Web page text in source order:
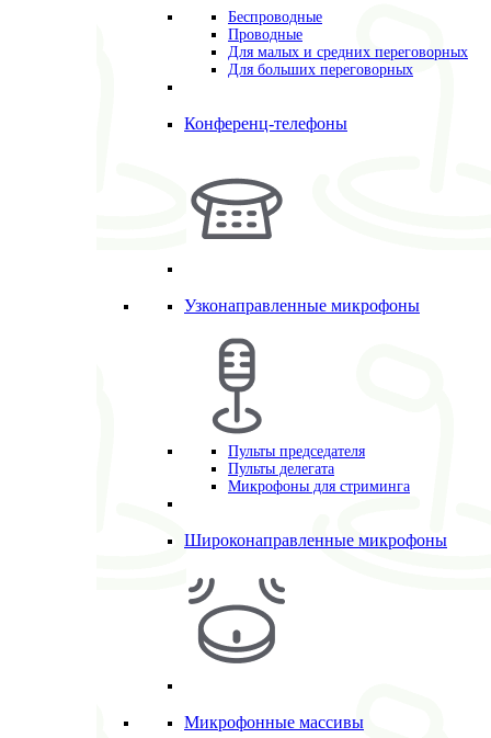
Беспроводные
Проводные
Для малых и средних переговорных
Для больших переговорных
Конференц-телефоны
Узконаправленные микрофоны
Пульты председателя
Пульты делегата
Микрофоны для стриминга
Широконаправленные микрофоны
Микрофонные массивы